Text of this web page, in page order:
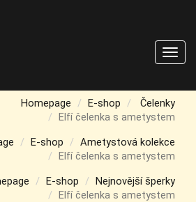
Homepage E-shop
Čelenky
Elfí čelenka s ametystem
E-shop
Ametystová kolekce
Elfí čelenka s ametystem
E-shop
Nejnovější šperky
Elfí čelenka s ametystem